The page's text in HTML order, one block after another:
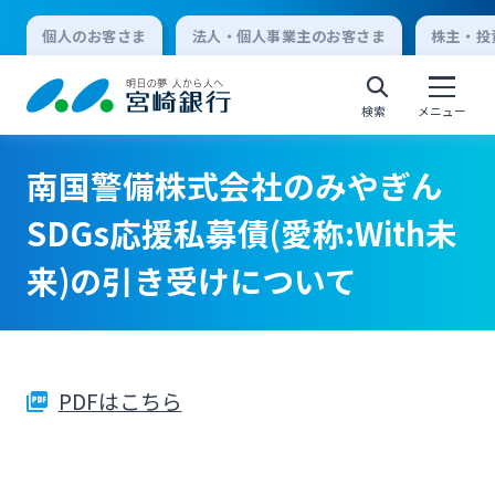
個人のお客さま 法人・個人事業主のお客さま 株主・
検索 メニュー
個人向けインターネットバンキング
ログオン
南国警備株式会社のみやぎん
SDGs応援私募債(愛称:With未
来)の引き受けについて
PDFはこちら